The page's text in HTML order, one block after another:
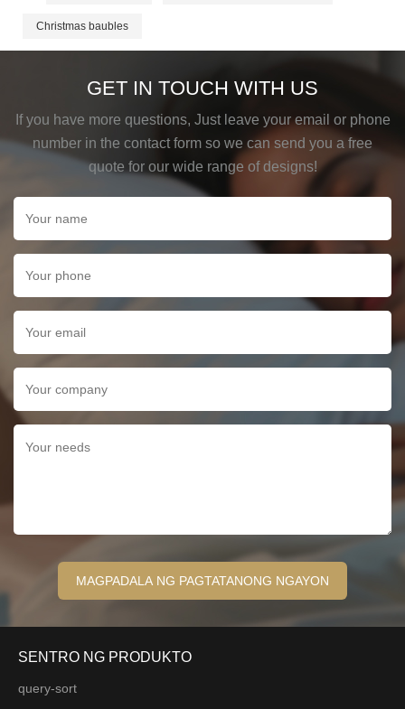
Christmas baubles
GET IN TOUCH WITH US
If you have more questions, Just leave your email or phone
number in the contact form so we can send you a free
quote for our wide range of designs!
SENTRO NG PRODUKTO
query-sort